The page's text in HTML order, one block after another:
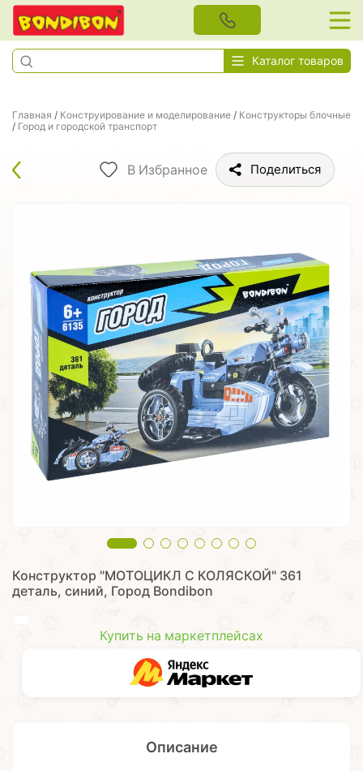
Каталог товаров
Главная / Конструирование и моделирование / Конструкторы блочные
/ Город и городской транспорт
В Избранное Поделиться
Конструктор "МОТОЦИКЛ С КОЛЯСКОЙ" 361
деталь, синий, Город Bondibon
Купить на маркетплейсах
Описание